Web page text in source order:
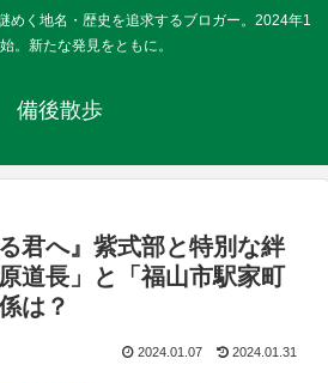
めく地名・歴史を追求するブロガー。2024年1
。新たな発見をともに。
備後散歩
君へ』紫式部と特別な絆
道長」と「福山市駅家町
は？
2024.01.07 2024.01.31